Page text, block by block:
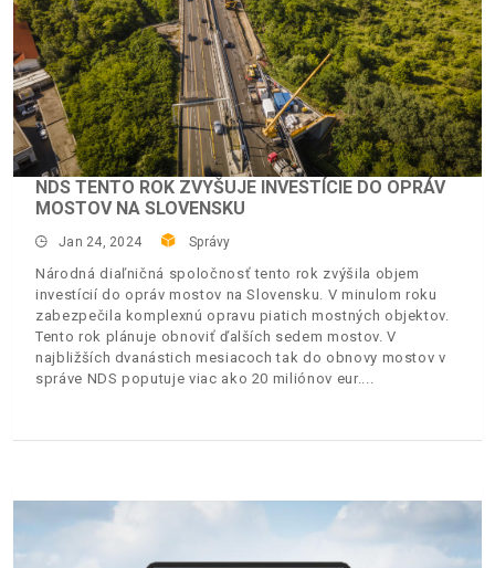
NDS TENTO ROK ZVYŠUJE INVESTÍCIE DO OPRÁV
MOSTOV NA SLOVENSKU
Jan 24, 2024 Správy
Národná diaľničná spoločnosť tento rok zvýšila objem
investícií do opráv mostov na Slovensku. V minulom roku
zabezpečila komplexnú opravu piatich mostných objektov.
Tento rok plánuje obnoviť ďalších sedem mostov. V
najbližších dvanástich mesiacoch tak do obnovy mostov v
správe NDS poputuje viac ako 20 miliónov eur.